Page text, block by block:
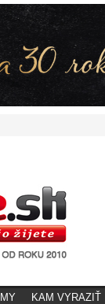
KAM VYRAZIŤ